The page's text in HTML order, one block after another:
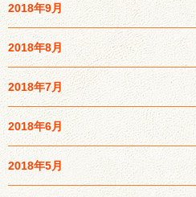
2018年9月
2018年8月
2018年7月
2018年6月
2018年5月